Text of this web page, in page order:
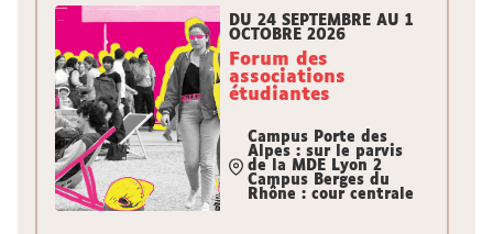
DU 24 SEPTEMBRE AU 1
OCTOBRE 2026
Forum des
associations
étudiantes
Campus Porte des
Alpes : sur le parvis
de la MDE Lyon 2
Campus Berges du
Rhône : cour centrale